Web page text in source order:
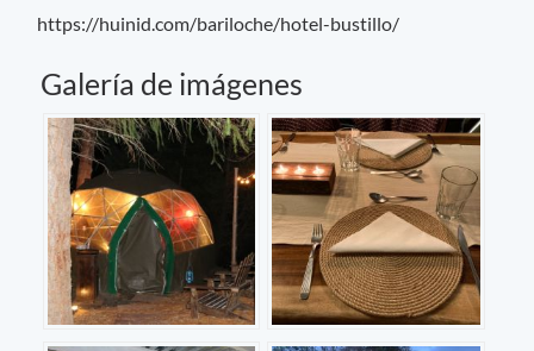
https://huinid.com/bariloche/hotel-bustillo/
Galería de imágenes